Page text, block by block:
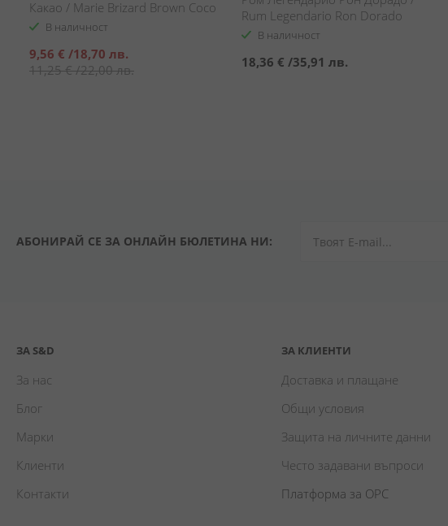
Какао / Marie Brizard Brown Coco
Liqueur
В наличност
Специална
цена
9,56 € /18,70 лв.
11,25 €/22,00 лв.
Rum Legendario Ron Dorado
В наличност
18,36 € /35,91 лв.
АБОНИРАЙ СЕ ЗА ОНЛАЙН БЮЛЕТИНА НИ:
ЗА S&D
За нас
Блог
Марки
Клиенти
Контакти
ЗА КЛИЕНТИ
Доставка и плащане
Общи условия
Защита на личните данни
Често задавани въпроси
Платформа за ОРС